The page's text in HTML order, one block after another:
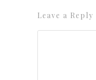
Leave a Reply